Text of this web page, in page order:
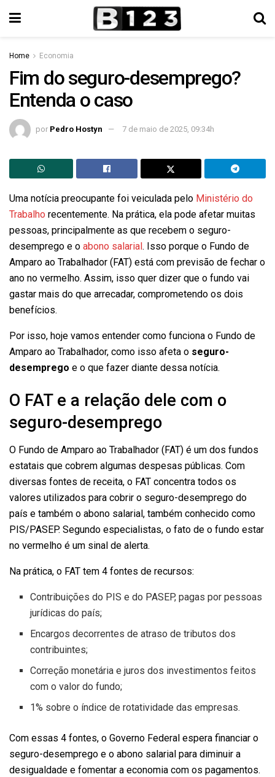
Home Economia
Fim do seguro-desemprego?
Entenda o caso
por Pedro Hostyn 7 de maio de 2025, 09:34h
Uma notícia preocupante foi veiculada pelo Ministério do
Trabalho recentemente. Na prática, ela pode afetar muitas
pessoas, principalmente as que recebem o seguro-
desemprego e o abono salarial. Isso porque o Fundo de
Amparo ao Trabalhador (FAT) está com previsão de fechar o
ano no vermelho. Assim, isso quer dizer que o fundo vai
gastar mais do que arrecadar, comprometendo os dois
benefícios.
Por isso, hoje vamos entender como funciona o Fundo de
Amparo ao Trabalhador, como isso afeta o seguro-
desemprego e o que fazer diante dessa notícia.
O FAT e a relação dele com o
seguro-desemprego
O Fundo de Amparo ao Trabalhador (FAT) é um dos fundos
estatais que cobrem algumas despesas públicas. Com
diversas fontes de receita, o FAT concentra todos os
valores utilizados para cobrir o seguro-desemprego do
país e também o abono salarial, também conhecido como
PIS/PASEP. Segundo especialistas, o fato de o fundo estar
no vermelho é um sinal de alerta.
Na prática, o FAT tem 4 fontes de recursos:
Contribuições do PIS e do PASEP, pagas por pessoas
jurídicas do país;
Encargos decorrentes de atraso de tributos dos
contribuintes;
Correção monetária e juros dos investimentos feitos
com o valor do fundo;
1% sobre o índice de rotatividade das empresas.
Com essas 4 fontes, o Governo Federal espera financiar o
seguro-desemprego e o abono salarial para diminuir a
desigualdade e fomentar a economia com os pagamentos.